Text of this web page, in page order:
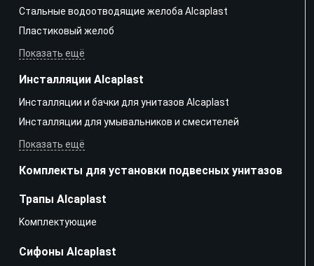
Стальные водоотводящие желоба Alcaplast
Пластиковый желоб
Показать ещё
Инсталляции Alcaplast
Инсталляции и бачки для унитазов Alcaplast
Инсталляции для умывальников и смесителей
Показать ещё
Комплекты для установки подвесных унитазов
Трапы Alcaplast
Kомплектующие
Сифоны Alcaplast